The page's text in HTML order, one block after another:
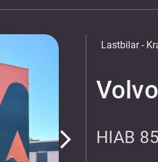
arrow_forward_ios
Lastbilar-
HIAB